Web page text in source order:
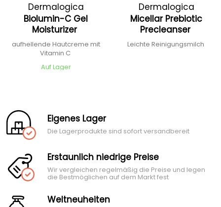
Dermalogica
Biolumin-C Gel
Moisturizer
aufhellende Hautcreme mit
Vitamin C
Auf Lager
Dermalogica
Micellar Prebiotic
Precleanser
Leichte Reinigungsmilch
Eigenes Lager
Die Lagerprodukte sind sofort versandbereit
Erstaunlich niedrige Preise
Wir vergleichen regelmäßig die Preise und legen
die Bestmöglichen auf dem Markt fest
Weltneuheiten